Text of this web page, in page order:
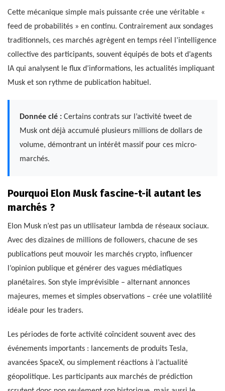
Cette mécanique simple mais puissante crée une véritable «
feed de probabilités » en continu. Contrairement aux sondages
traditionnels, ces marchés agrègent en temps réel l’intelligence
collective des participants, souvent équipés de bots et d’agents
IA qui analysent le flux d’informations, les actualités impliquant
Musk et son rythme de publication habituel.
Donnée clé : Certains contrats sur l’activité tweet de
Musk ont déjà accumulé plusieurs millions de dollars de
volume, démontrant un intérêt massif pour ces micro-
marchés.
Pourquoi Elon Musk fascine-t-il autant les
marchés ?
Elon Musk n’est pas un utilisateur lambda de réseaux sociaux.
Avec des dizaines de millions de followers, chacune de ses
publications peut mouvoir les marchés crypto, influencer
l’opinion publique et générer des vagues médiatiques
planétaires. Son style imprévisible – alternant annonces
majeures, memes et simples observations – crée une volatilité
idéale pour les traders.
Les périodes de forte activité coïncident souvent avec des
événements importants : lancements de produits Tesla,
avancées SpaceX, ou simplement réactions à l’actualité
géopolitique. Les participants aux marchés de prédiction